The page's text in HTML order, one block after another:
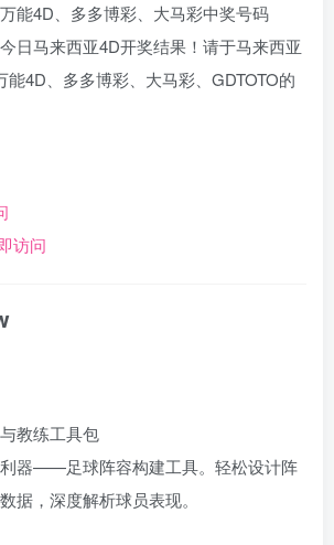
能4D、多多博彩、大马彩中奖号码
日马来西亚4D开奖结果！请于马来西亚
能4D、多多博彩、大马彩、GDTOTO的
访问
教练工具包
利器——足球阵容构建工具。轻松设计阵
据，深度解析球员表现。